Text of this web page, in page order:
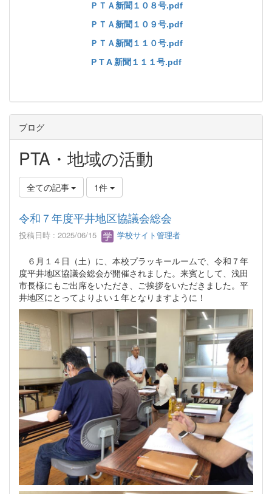
ＰＴＡ新聞１０８号.pdf
ＰＴＡ新聞１０９号.pdf
ＰＴＡ新聞１１０号.pdf
P T A 新聞１１１号.pdf
ブログ
PTA・地域の活動
全ての記事 1件
令和７年度平井地区協議会総会
投稿日時 : 2025/06/15 学校サイト管理者
６月１４日（土）に、本校プラッキールームで、令和７年
度平井地区協議会総会が開催されました。来賓として、浅田
市長様にもご出席をいただき、ご挨拶をいただきました。平
井地区にとってよりよい１年となりますように！